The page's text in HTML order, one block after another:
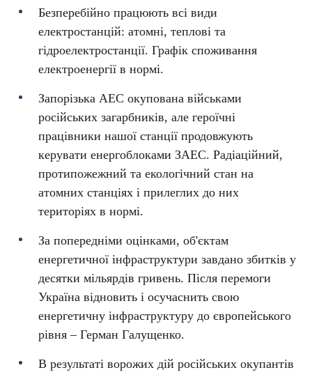
Безперебійно працюють всі види
електростанцій: атомні, теплові та
гідроелектростанції. Графік споживання
електроенергії в нормі.
Запорізька АЕС окупована військами
російських загарбників, але героїчні
працівники нашої станції продовжують
керувати енергоблоками ЗАЕС. Радіаційний,
протипожежний та екологічний стан на
атомних станціях і прилеглих до них
територіях в нормі.
За попередніми оцінками, об'єктам
енергетичної інфраструктури завдано збитків у
десятки мільярдів гривень. Після перемоги
Україна відновить і осучаснить свою
енергетичну інфраструктуру до європейського
рівня – Герман Галущенко.
В результаті ворожих дій російських окупантів